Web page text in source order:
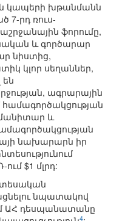
կապերի խթանմանն
7-րդ ռուս-
ֆորումը,
և գործարար
նիստից,
կլոր սեղաններ,
են
ագրարային
համագործակցության
և
նախարարն իր
ում $1 մլրդ:
նպատակով
ԱՀ դեսպանատանը
4